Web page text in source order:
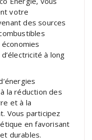
votre
des sources
à long
la réduction des
et à la
Vous participez
en favorisant
durables.